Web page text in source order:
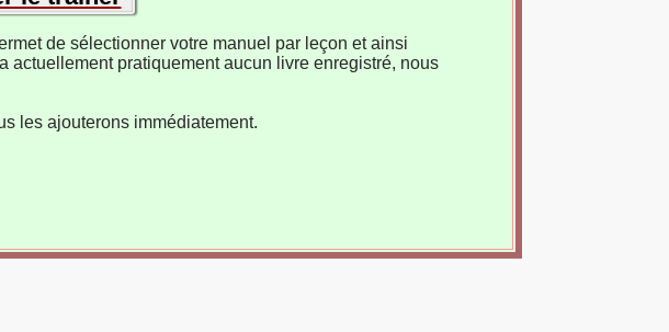
de sélectionner votre manuel par leçon et ainsi
pratiquement aucun livre enregistré, nous
les ajouterons immédiatement.